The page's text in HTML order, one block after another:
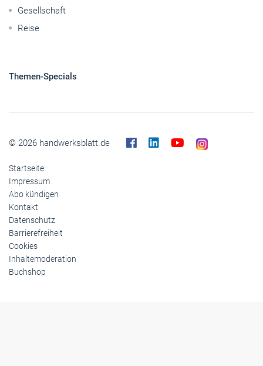
Gesellschaft
Reise
Themen-Specials
© 2026 handwerksblatt.de
Startseite
Impressum
Abo kündigen
Kontakt
Datenschutz
Barrierefreiheit
Cookies
Inhaltemoderation
Buchshop